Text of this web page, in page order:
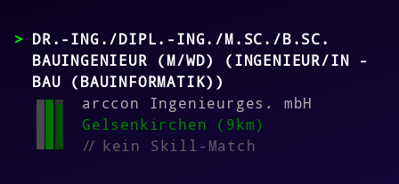
DR.-ING./DIPL.-ING./M.SC./B.SC.
BAUINGENIEUR (M/WD) (INGENIEUR/IN -
BAU (BAUINFORMATIK))
arccon Ingenieurges. mbH
Gelsenkirchen (9km)
//kein Skill-Match